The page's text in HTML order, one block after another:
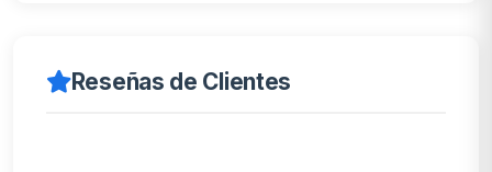
Reseñas de Clientes